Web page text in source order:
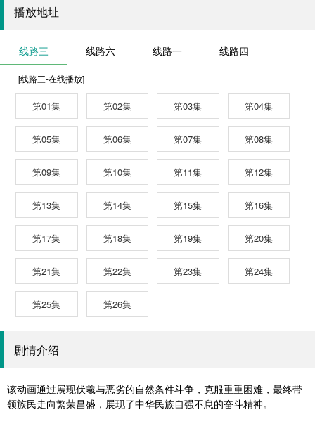
播放地址
线路三 线路六 线路一 线路四
[线路三-在线播放]
第01集 第02集 第03集 第04集
第05集 第06集 第07集 第08集
第09集 第10集 第11集 第12集
第13集 第14集 第15集 第16集
第17集 第18集 第19集 第20集
第21集 第22集 第23集 第24集
第25集 第26集
剧情介绍
该动画通过展现伏羲与恶劣的自然条件斗争，克服重重困难，最终带
领族民走向繁荣昌盛，展现了中华民族自强不息的奋斗精神。